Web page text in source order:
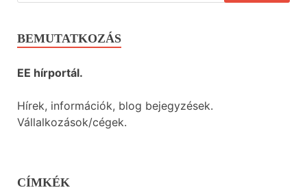
BEMUTATKOZÁS
EE hírportál.
Hírek, információk, blog bejegyzések.
Vállalkozások/cégek.
CÍMKÉK